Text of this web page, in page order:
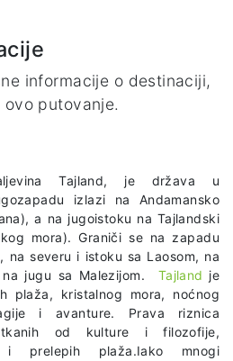
informacije o destinaciji,
putovanje.
Tajland, je država u
izlazi na Andamansko
a na jugoistoku na Tajlandski
mora). Graniči se na zapadu
na severu i istoku sa Laosom, na
jugu sa Malezijom. Tajland je
plaža, kristalnog mora, noćnog
i avanture. Prava riznica
od kulture i filozofije,
i prelepih plaža.Iako mnogi